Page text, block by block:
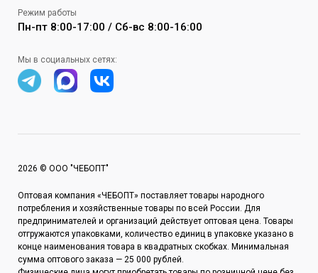
Режим работы
Пн-пт 8:00-17:00 / Сб-вс 8:00-16:00
Мы в социальных сетях:
2026 © ООО "ЧЕБОПТ"
Оптовая компания «ЧЕБОПТ» поставляет товары народного
потребления и хозяйственные товары по всей России. Для
предпринимателей и организаций действует оптовая цена. Товары
отгружаются упаковками, количество единиц в упаковке указано в
конце наименования товара в квадратных скобках. Минимальная
сумма оптового заказа — 25 000 рублей.